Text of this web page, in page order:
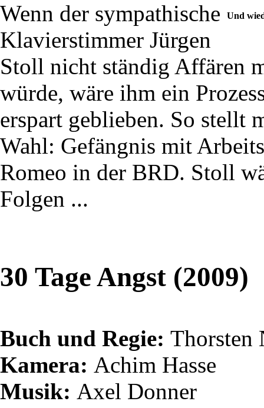
Und
Wenn der sympathische
Klavierstimmer Jürgen
Stoll nicht ständig Affären
würde, wäre ihm ein
erspart geblieben. So stellt
Wahl: Gefängnis mit
Romeo in der BRD. Stoll
Folgen ...
30 Tage Angst (2009)
Buch und Regie: Thorsten
Kamera: Achim Hasse
Musik: Axel Donner